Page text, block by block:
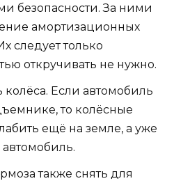
безопасности. За ними
амортизационных
следует только
откручивать не нужно.
колёса. Если автомобиль
то колёсные
ещё на земле, а уже
также снять для